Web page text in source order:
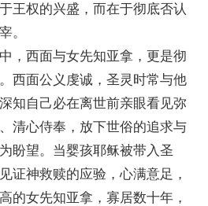
王权的兴盛，而在于彻底否认
。
西面与女先知亚拿，更是彻
西面公义虔诚，圣灵时常与他
知自己必在离世前亲眼看见弥
清心侍奉，放下世俗的追求与
盼望。当婴孩耶稣被带入圣
证神救赎的应验，心满意足，
的女先知亚拿，寡居数十年，